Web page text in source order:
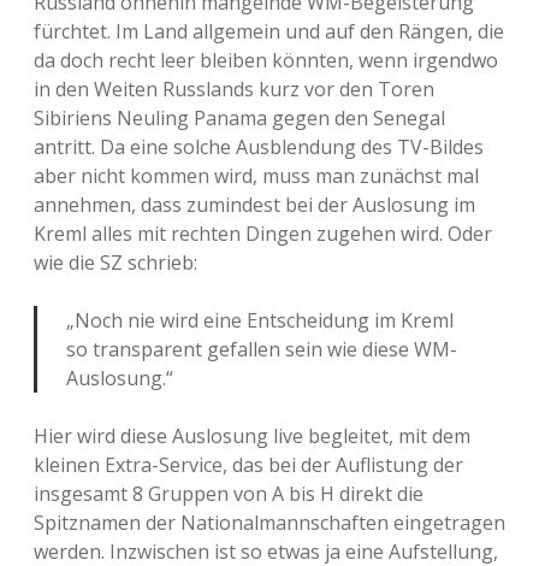
fürchtet. Im Land allgemein und auf den Rängen, die
da doch recht leer bleiben könnten, wenn irgendwo
in den Weiten Russlands kurz vor den Toren
Sibiriens Neuling Panama gegen den Senegal
antritt. Da eine solche Ausblendung des TV-Bildes
aber nicht kommen wird, muss man zunächst mal
annehmen, dass zumindest bei der Auslosung im
Kreml alles mit rechten Dingen zugehen wird. Oder
wie die SZ schrieb:
„Noch nie wird eine Entscheidung im Kreml
so transparent gefallen sein wie diese WM-
Auslosung.“
Hier wird diese Auslosung live begleitet, mit dem
kleinen Extra-Service, das bei der Auflistung der
insgesamt 8 Gruppen von A bis H direkt die
Spitznamen der Nationalmannschaften eingetragen
werden. Inzwischen ist so etwas ja eine Aufstellung,